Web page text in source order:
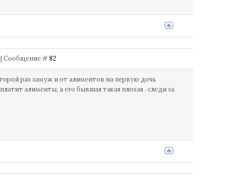
| Сообщение #82
раз замуж и от алиментов на первую дочь
алименты, а его бывшая такая плохая . следи за